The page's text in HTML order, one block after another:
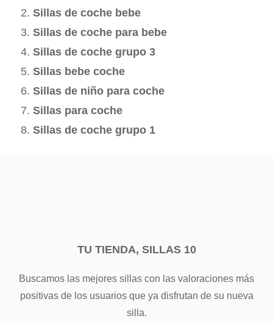
Sillas de coche bebe
Sillas de coche para bebe
Sillas de coche grupo 3
Sillas bebe coche
Sillas de niño para coche
Sillas para coche
Sillas de coche grupo 1
TU TIENDA, SILLAS 10
Buscamos las mejores sillas con las valoraciones más
positivas de los usuarios que ya disfrutan de su nueva
silla.